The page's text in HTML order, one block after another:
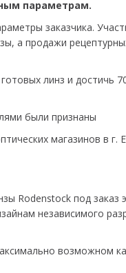
параметрам.
заказчика.
а продажи
линз и достичь
были признаны
магазинов в г.
Rodenstock под заказ
независимого
возможном